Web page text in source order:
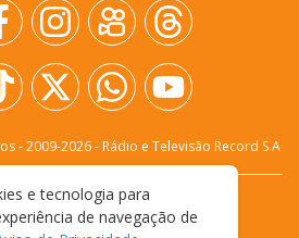
- 2009-2026- Rádio e Televisão Record S.A
CONOSCO
PRIVACIDADE
E CONDIÇÕES DE USO
e tecnologia para
de navegação de